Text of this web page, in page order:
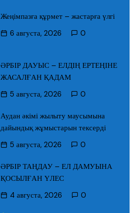
Жеңімпазға құрмет – жастарға үлгі
6 августа, 2026
0
ӘРБІР ДАУЫС – ЕЛДІҢ ЕРТЕҢІНЕ
ЖАСАЛҒАН ҚАДАМ
5 августа, 2026
0
Аудан әкімі жылыту маусымына
дайындық жұмыстарын тексерді
5 августа, 2026
0
ӘРБІР ТАҢДАУ – ЕЛ ДАМУЫНА
ҚОСЫЛҒАН ҮЛЕС
4 августа, 2026
0